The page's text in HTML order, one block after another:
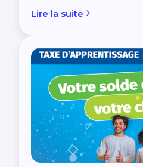
Lire la suite